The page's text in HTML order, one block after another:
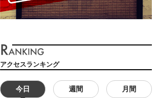
アクセスランキング
今日 週間 月間